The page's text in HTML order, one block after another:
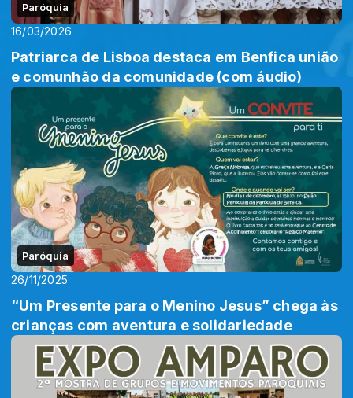
Paróquia
16/03/2026
Patriarca de Lisboa destaca em Benfica união
e comunhão da comunidade (com áudio)
Paróquia
26/11/2025
“Um Presente para o Menino Jesus” chega às
crianças com aventura e solidariedade